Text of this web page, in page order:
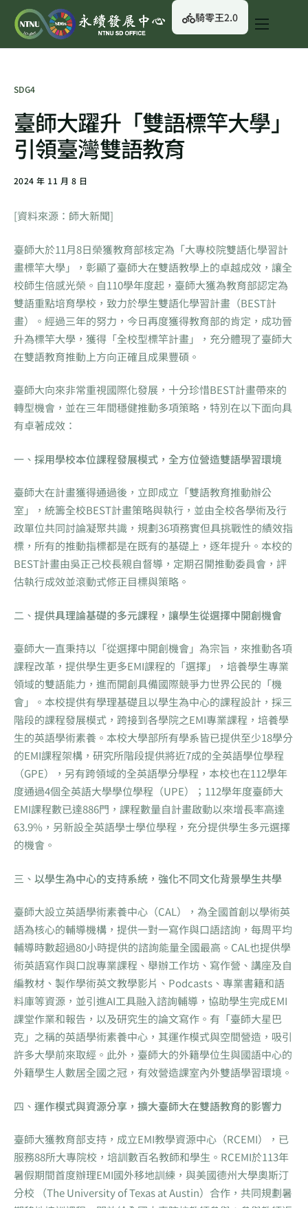
關於我們
永續資訊
校園綠生活
English
騎零王2.0
SDG4
臺師大躍升「雙語標竿大學」
引領臺灣雙語教育
2024 年 11 月 8 日
[資料來源：師大新聞]
臺師大於11月8日榮獲教育部核定為「大專校院雙語化學習計
畫標竿大學」，彰顯了臺師大在雙語教學上的卓越成效，讓全
校師生倍感光榮。自110學年度起，臺師大獲為教育部認定為
雙語重點培育學校，致力於學生雙語化學習計畫（BEST計
畫）。經過三年的努力，今日再度獲得教育部的肯定，成功晉
升為標竿大學，獲得「全校型標竿計畫」，充分體現了臺師大
在雙語教育推動上方向正確且成果豐碩。
臺師大向來非常重視國際化發展，十分珍惜BEST計畫帶來的
轉型機會，並在三年間穩健推動多項策略，特別在以下面向具
有卓著成效：
一、 採用學校本位課程發展模式，全方位營造雙語學習環境
臺師大在計畫獲得通過後，立即成立「雙語教育推動辦公
室」，統籌全校BEST計畫策略與執行，並由全校各學術及行
政單位共同討論凝聚共識，規劃36項務實但具挑戰性的績效指
標，所有的推動指標都是在既有的基礎上，逐年提升。本校的
BEST計畫由吳正己校長親自督導，定期召開推動委員會，評
估執行成效並滾動式修正目標與策略。
二、 提供具理論基礎的多元課程，讓學生從選擇中開創機會
臺師大一直秉持以「從選擇中開創機會」為宗旨，來推動各項
課程改革，提供學生更多EMI課程的「選擇」，培養學生專業
領域的雙語能力，進而開創具備國際競爭力世界公民的「機
會」。本校提供有學理基礎且以學生為中心的課程設計，採三
階段的課程發展模式，跨接到各學院之EMI專業課程，培養學
生的英語學術素養。本校大學部所有學系皆已提供至少18學分
的EMI課程架構，研究所階段提供將近7成的全英語學位學程
（GPE），另有跨領域的全英語學分學程，本校也在112學年
度通過4個全英語大學學位學程（UPE）；112學年度臺師大
EMI課程數已達886門，課程數量自計畫啟動以來增長率高達
63.9%，另新設全英語學士學位學程，充分提供學生多元選擇
的機會。
三、 以學生為中心的支持系統，強化不同文化背景學生共學
臺師大設立英語學術素養中心（CAL），為全國首創以學術英
語為核心的輔導機構，提供一對一寫作與口語諮詢，每周平均
輔導時數超過80小時提供的諮詢能量全國最高。CAL也提供學
術英語寫作與口說專業課程、舉辦工作坊、寫作營、講座及自
編教材、製作學術英文教學影片、Podcasts、專業書籍和語
料庫等資源，並引進AI工具融入諮詢輔導，協助學生完成EMI
課堂作業和報告，以及研究生的論文寫作。有「臺師大星巴
克」之稱的英語學術素養中心，其運作模式與空間營造，吸引
許多大學前來取經。此外，臺師大的外籍學位生與國語中心的
外籍學生人數居全國之冠，有效營造課室內外雙語學習環境。
四、 運作模式與資源分享，擴大臺師大在雙語教育的影響力
臺師大獲教育部支持，成立EMI教學資源中心（RCEMI），已
服務88所大專院校，培訓數百名教師和學生。RCEMI於113年
暑假期間首度辦理EMI國外移地訓練，與美國德州大學奧斯汀
分校 （The University of Texas at Austin）合作，共同規劃暑